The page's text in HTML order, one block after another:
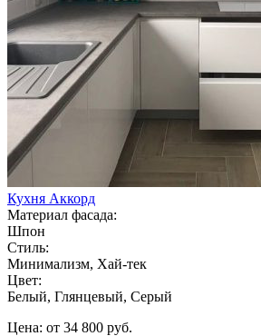
Кухня Аккорд
Материал фасада:
Шпон
Стиль:
Минимализм, Хай-тек
Цвет:
Белый, Глянцевый, Серый
Цена: от 34 800 руб.